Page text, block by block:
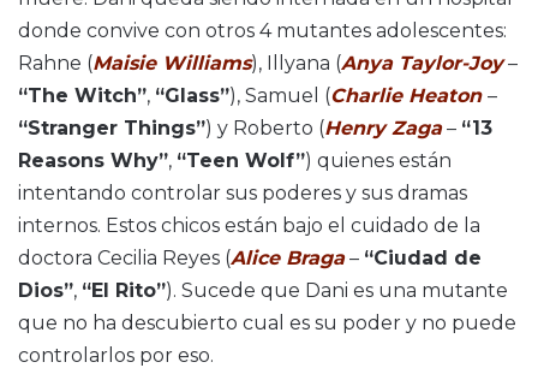
donde convive con otros 4 mutantes adolescentes:
Rahne (Maisie Williams), Illyana (Anya Taylor-Joy–
“The Witch”, “Glass”), Samuel (Charlie Heaton –
“Stranger Things”) y Roberto (Henry Zaga– “13
Reasons Why”, “Teen Wolf”) quienes están
intentando controlar sus poderes y sus dramas
internos. Estos chicos están bajo el cuidado de la
doctora Cecilia Reyes (Alice Braga– “Ciudad de
Dios”, “El Rito”). Sucede que Dani es una mutante
que no ha descubierto cual es su poder y no puede
controlarlos por eso.